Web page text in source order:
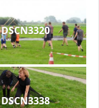
DSCN3320
DSCN3338